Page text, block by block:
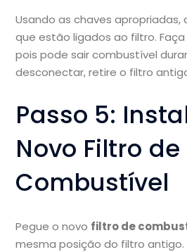
Usando as chaves
que estão ligados ao filtro.
pois pode sair combustível
desconectar, retire o filtro
Passo 5:
Novo Filtro de
Combustível
Pegue o novo filtro de
mesma posição do filtro